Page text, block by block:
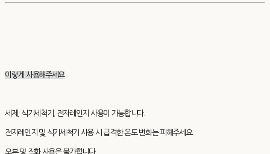
이렇게 사용해주세요
세제, 식기세척기, 전자레인지 사용이 가능합니다.
전자레인지 및 식기세척기 사용 시 급격한 온도 변화는 피해주세요.
오븐 및 직화 사용은 불가합니다.